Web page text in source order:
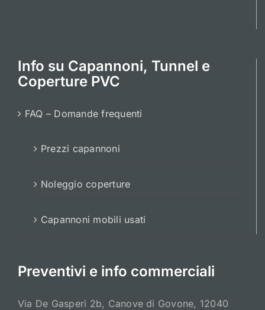
Info su Capannoni, Tunnel e
Coperture PVC
FAQ – Domande frequenti
Prezzi capannoni
Noleggio coperture
Capannoni mobili usati
Preventivi e info commerciali
Via De Gasperi 2b, Canove di Govone, 12040